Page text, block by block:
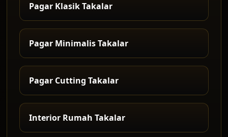
Pagar Klasik Takalar
Pagar Minimalis Takalar
Pagar Cutting Takalar
Interior Rumah Takalar